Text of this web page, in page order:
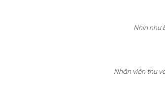
Nhìn như
Nhân viên thu